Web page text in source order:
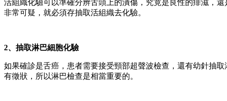
活組織化驗可以準確分辨舌頭上的潰傷，究竟是良性的痱滋，
非常可疑，就必須存抽取活組織去化驗。
2、抽取淋巴細胞化驗
如果確診是舌癌，患者需要接受頸部超聲波檢查，還有幼針抽
有徵狀，所以淋巴檢查是相當重要的。